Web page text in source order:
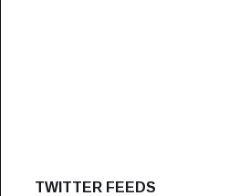
TWITTER FEEDS